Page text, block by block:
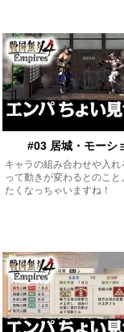
#03 居城・モーシ
キャラの組み合わせや入れ
って動きが変わるとのこと
たくなっちゃいますね！